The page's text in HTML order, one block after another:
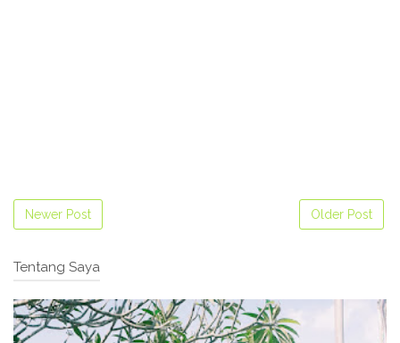
Newer Post Older Post
Tentang Saya